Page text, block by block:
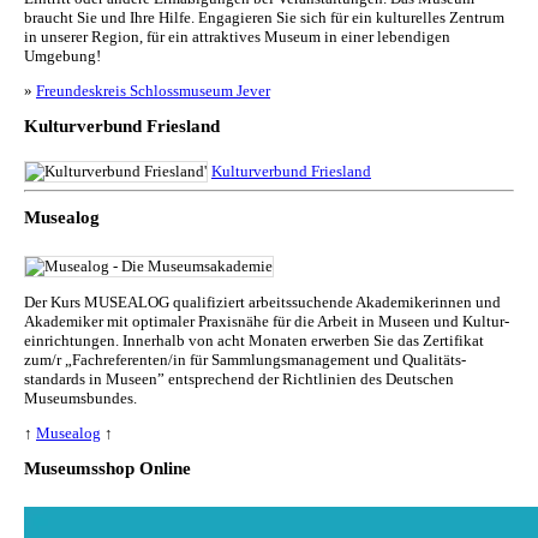
braucht Sie und Ihre Hilfe. Engagieren Sie sich für ein kulturelles Zentrum
in unserer Region, für ein attraktives Museum in einer lebendigen
Umgebung!
» Freundeskreis Schlossmuseum Jever
Kulturverbund Friesland
Kulturverbund Friesland
Musealog
Der Kurs MUSEALOG qualifiziert arbeitssuchende Akademikerinnen und
Akademiker mit optimaler Praxisnähe für die Arbeit in Museen und Kul­tur­
ein­rich­tun­gen. Innerhalb von acht Monaten erwerben Sie das Zertifikat
zum/r „Fachreferenten/in für Sammlungs­management und Qualitäts­
standards in Museen” entsprechend der Richtlinien des Deutschen
Museumsbundes.
↑ Musealog ↑
Museumsshop Online